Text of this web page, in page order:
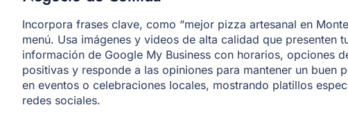
Incorpora frases clave, como “mejor pizza artesanal en
menú. Usa imágenes y videos de alta calidad que presenten
información de Google My Business con horarios, opciones
positivas y responde a las opiniones para mantener un buen
en eventos o celebraciones locales, mostrando platillos
redes sociales.